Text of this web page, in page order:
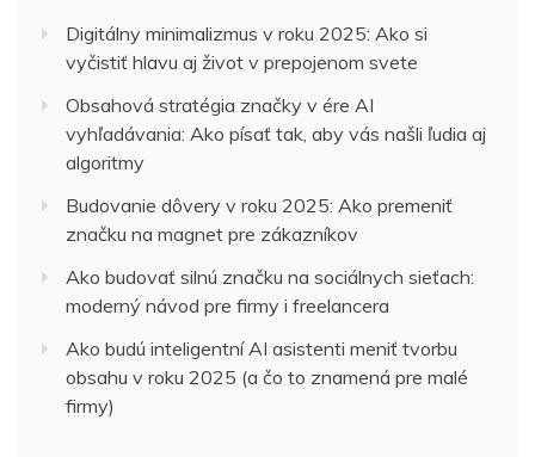
Digitálny minimalizmus v roku 2025: Ako si
vyčistiť hlavu aj život v prepojenom svete
Obsahová stratégia značky v ére AI
vyhľadávania: Ako písať tak, aby vás našli ľudia aj
algoritmy
Budovanie dôvery v roku 2025: Ako premeniť
značku na magnet pre zákazníkov
Ako budovať silnú značku na sociálnych sieťach:
moderný návod pre firmy i freelancera
Ako budú inteligentní AI asistenti meniť tvorbu
obsahu v roku 2025 (a čo to znamená pre malé
firmy)